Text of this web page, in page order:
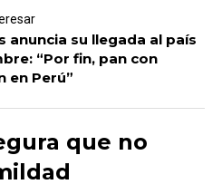
anuncia su llegada al país
“Por fin, pan con
en Perú”
que no